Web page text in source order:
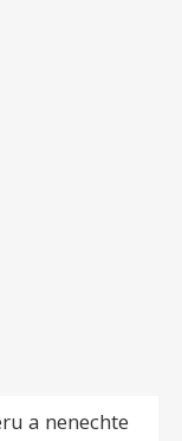
a nenechte